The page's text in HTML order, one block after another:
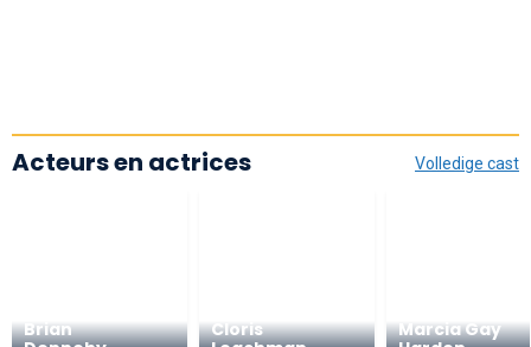
Volledige cast
Acteurs en actrices
Brian
Cloris
Marcia Gay